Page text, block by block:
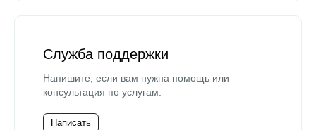
Служба поддержки
Напишите, если вам нужна помощь или
консультация по услугам.
Написать